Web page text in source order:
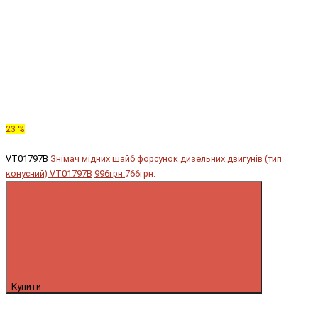
23 %
VT01797B Знімач мідних шайб форсунок дизельних двигунів (тип
конусний) VT01797B 996грн.766грн.
Купити